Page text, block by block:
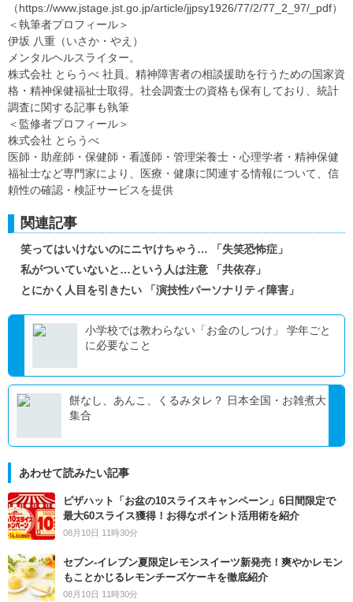
（https://www.jstage.jst.go.jp/article/jjpsy1926/77/2/77_2_97/_pdf）
＜執筆者プロフィール＞
伊坂 八重（いさか・やえ）
メンタルヘルスライター。
株式会社 とらうべ 社員。精神障害者の相談援助を行うための国家資
格・精神保健福祉士取得。社会調査士の資格も保有しており、統計
調査に関する記事も執筆
＜監修者プロフィール＞
株式会社 とらうべ
医師・助産師・保健師・看護師・管理栄養士・心理学者・精神保健
福祉士など専門家により、医療・健康に関連する情報について、信
頼性の確認・検証サービスを提供
関連記事
笑ってはいけないのにニヤけちゃう… 「失笑恐怖症」
私がついていないと…という人は注意 「共依存」
とにかく人目を引きたい 「演技性パーソナリティ障害」
小学校では教わらない「お金のしつけ」 学年ごと
に必要なこと
餅なし、あんこ、くるみタレ？ 日本全国・お雑煮大
集合
あわせて読みたい記事
ピザハット「お盆の10スライスキャンペーン」6日間限定で
最大60スライス獲得！お得なポイント活用術を紹介
08月10日 11時30分
セブン‐イレブン夏限定レモンスイーツ新発売！爽やかレモン
もことかじるレモンチーズケーキを徹底紹介
08月10日 11時30分